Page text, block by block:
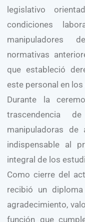
legislativo
condiciones
manipuladores
normativas
que estableció
este personal en
Durante la
trascendencia
manipuladoras de
indispensable al
integral de los
Como cierre del
recibió un
agradecimiento,
función que